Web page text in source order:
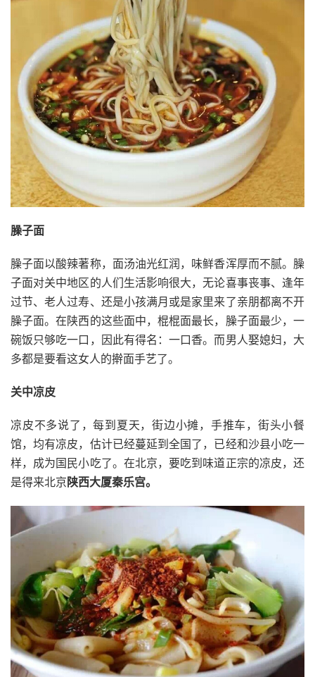
臊子面
臊子面以酸辣著称，面汤油光红润，味鲜香浑厚而不腻。臊
子面对关中地区的人们生活影响很大，无论喜事丧事、逢年
过节、老人过寿、还是小孩满月或是家里来了亲朋都离不开
臊子面。在陕西的这些面中，棍棍面最长，臊子面最少，一
碗饭只够吃一口，因此有得名：一口香。而男人娶媳妇，大
多都是要看这女人的擀面手艺了。
关中凉皮
凉皮不多说了，每到夏天，街边小摊，手推车，街头小餐
馆，均有凉皮，估计已经蔓延到全国了，已经和沙县小吃一
样，成为国民小吃了。在北京，要吃到味道正宗的凉皮，还
是得来北京 陕西大厦秦乐宫。